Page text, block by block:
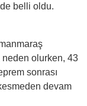
belli oldu.
neden olurken, 43
sonrası
devam